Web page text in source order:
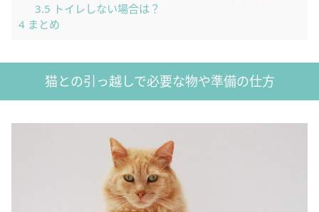
3.5 トイレしない場合は？
4 まとめ
猫との引っ越しで必要な物や準備の仕方